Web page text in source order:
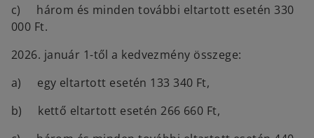
c) három és minden további eltartott esetén 330
000 Ft.
2026. január 1-től a kedvezmény összege:
a) egy eltartott esetén 133 340 Ft,
b) kettő eltartott esetén 266 660 Ft,